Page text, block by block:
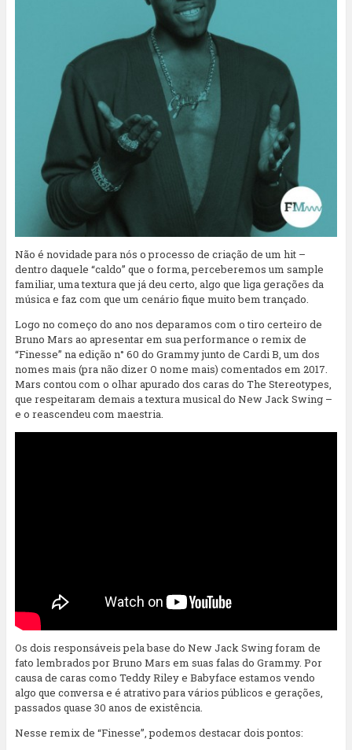
Não é novidade para nós o processo de criação de um hit –
dentro daquele “caldo” que o forma, perceberemos um sample
familiar, uma textura que já deu certo, algo que liga gerações da
música e faz com que um cenário fique muito bem trançado.
Logo no começo do ano nos deparamos com o tiro certeiro de
Bruno Mars ao apresentar em sua performance o remix de
“Finesse” na edição n° 60 do Grammy junto de Cardi B, um dos
nomes mais (pra não dizer O nome mais) comentados em 2017.
Mars contou com o olhar apurado dos caras do The Stereotypes,
que respeitaram demais a textura musical do New Jack Swing –
e o reascendeu com maestria.
Os dois responsáveis pela base do New Jack Swing foram de
fato lembrados por Bruno Mars em suas falas do Grammy. Por
causa de caras como Teddy Riley e Babyface estamos vendo
algo que conversa e é atrativo para vários públicos e gerações,
passados quase 30 anos de existência.
Nesse remix de “Finesse”, podemos destacar dois pontos: